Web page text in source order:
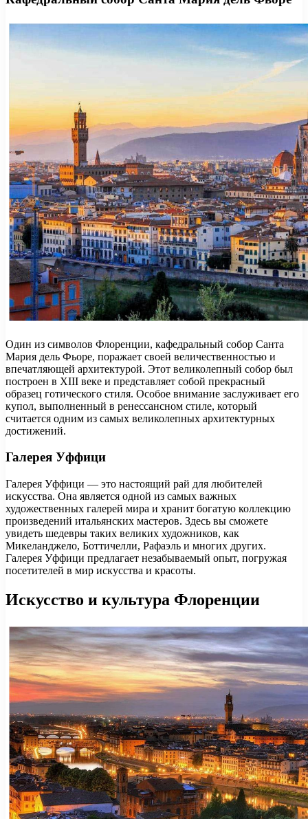
Один из символов Флоренции, кафедральный собор Санта
Мария дель Фьоре, поражает своей величественностью и
впечатляющей архитектурой. Этот великолепный собор был
построен в XIII веке и представляет собой прекрасный
образец готического стиля. Особое внимание заслуживает его
купол, выполненный в ренессансном стиле, который
считается одним из самых великолепных архитектурных
достижений.
Галерея Уффици
Галерея Уффици — это настоящий рай для любителей
искусства. Она является одной из самых важных
художественных галерей мира и хранит богатую коллекцию
произведений итальянских мастеров. Здесь вы сможете
увидеть шедевры таких великих художников, как
Микеланджело, Боттичелли, Рафаэль и многих других.
Галерея Уффици предлагает незабываемый опыт, погружая
посетителей в мир искусства и красоты.
Искусство и культура Флоренции